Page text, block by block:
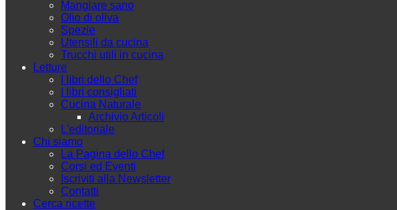
Mangiare sano
Olio di oliva
Spezie
Utensili da cucina
Trucchi utili in cucina
Letture
I libri dello Chef
I libri consigliati
Cucina Naturale
Archivio Articoli
L'editoriale
Chi siamo
La Pagina dello Chef
Corsi ed Eventi
Iscriviti alla Newsletter
Contatti
Cerca ricette